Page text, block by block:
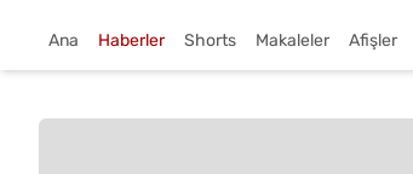
Ana Haberler Shorts Makaleler Afişler